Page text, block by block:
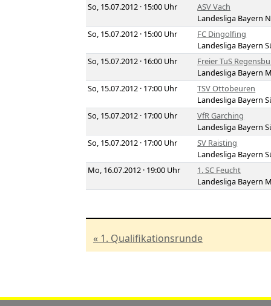
So, 15.07.2012 · 15:00 Uhr
ASV Vach
Landesliga Bayern
So, 15.07.2012 · 15:00 Uhr
FC Dingolfing
Landesliga Bayern
So, 15.07.2012 · 16:00 Uhr
Freier TuS
Landesliga Bayern
So, 15.07.2012 · 17:00 Uhr
TSV Ottobeuren
Landesliga Bayern
So, 15.07.2012 · 17:00 Uhr
VfR Garching
Landesliga Bayern
So, 15.07.2012 · 17:00 Uhr
SV Raisting
Landesliga Bayern
Mo, 16.07.2012 · 19:00 Uhr
1. SC Feucht
Landesliga Bayern
« 1. Qualifikationsrunde